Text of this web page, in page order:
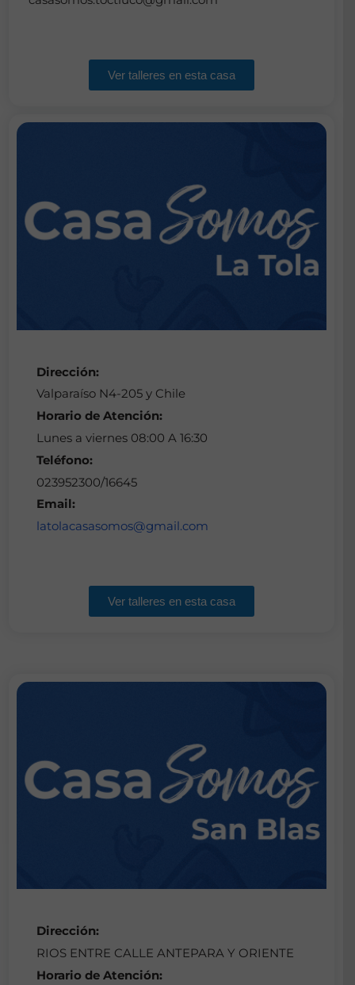
Ver talleres en esta casa
Dirección:
Valparaíso N4-205 y Chile
Horario de Atención:
Lunes a viernes 08:00 A 16:30
Teléfono:
023952300/16645
Email:
latolacasasomos@gmail.com
Ver talleres en esta casa
Dirección:
RIOS ENTRE CALLE ANTEPARA Y ORIENTE
Horario de Atención: